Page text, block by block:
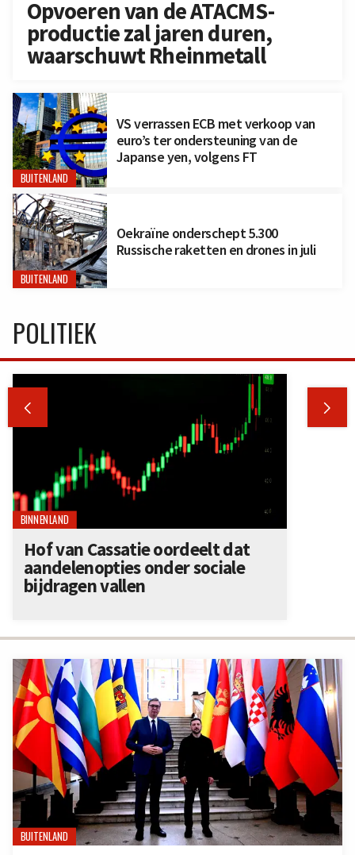
Opvoeren van de ATACMS-
productie zal jaren duren,
waarschuwt Rheinmetall
BUITENLAND
VS verrassen ECB met verkoop van
euro’s ter ondersteuning van de
Japanse yen, volgens FT
BUITENLAND
Oekraïne onderschept 5.300
Russische raketten en drones in juli
BUITENLAND
POLITIEK
 
BINNENLAND
Hof van Cassatie oordeelt dat
aandelenopties onder sociale
bijdragen vallen